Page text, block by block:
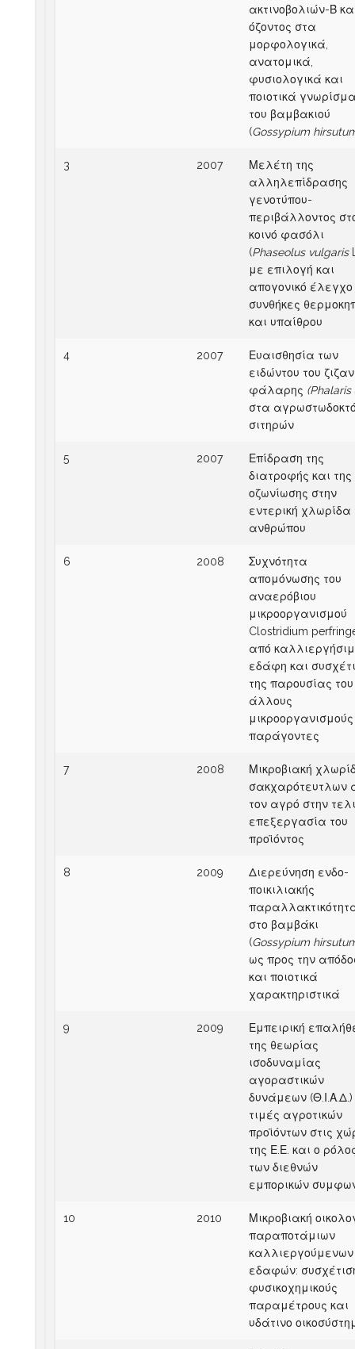
ακτινοβολιών-Β
όζοντος στα
μορφολογικά,
ανατομικά,
φυσιολογικά και
ποιοτικά
του βαμβακιού
(Gossypium
3 2007
Μελέτη της
αλληλεπίδρασης
γενοτύπου-
περιβάλλοντος
κοινό φασόλι
(Phaseolus vulgaris
με επιλογή και
απογονικό
συνθήκες
και υπαίθρου
4 2007
Ευαισθησία των
ειδώντου του
φάλαρης (Phalaris
στα
σιτηρών
5 2007
Επίδραση της
διατροφής και της
οζωνίωσης στην
εντερική χλωρίδα
ανθρώπου
6 2008
Συχνότητα
απομόνωσης του
αναερόβιου
μικροοργανισμού
Clostridium
από
εδάφη και
της παρουσίας
άλλους
μικροοργανισμούς
παράγοντες
7 2008
Μικροβιακή
σακχαρότευτλων
τον αγρό στην
επεξεργασία του
προϊόντος
8 2009
Διερεύνηση ενδο-
ποικιλιακής
στο βαμβάκι
(Gossypium
ως προς την
και ποιοτικά
χαρακτηριστικά
9 2009
Εμπειρική
της θεωρίας
ισοδυναμίας
αγοραστικών
δυνάμεων (Θ.Ι.Α.Δ.)
τιμές αγροτικών
προϊόντων στις
της Ε.Ε. και ο
των διεθνών
εμπορικών
10 2010
Μικροβιακή
παραποτάμιων
καλλιεργούμενων
εδαφών:
φυσικοχημικούς
παραμέτρους και
υδάτινο